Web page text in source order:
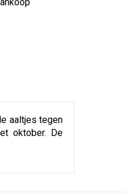
aaltjes tegen
oktober. De